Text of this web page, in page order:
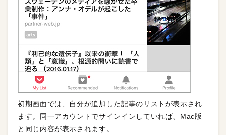
初期画面では、自分が追加した記事のリストが表示され
ます。同一アカウントでサインインしていれば、Mac版
と同じ内容が表示されます。